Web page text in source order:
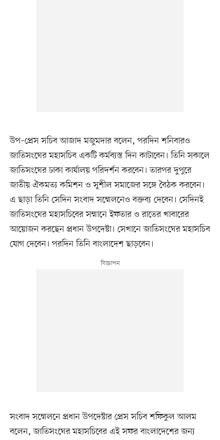
উপ–প্রেস সচিব আজাদ মজুমদার বলেন, পরদিন শনিবারও
জাতিসংঘের মহাসচিব একটি কর্মব্যস্ত দিন কাটাবেন। তিনি সকালে
জাতিসংঘের ঢাকা কার্যালয় পরিদর্শন করবেন। তারপর দুপুরে
জাতীয় ঐকমত্য কমিশন ও সুশীল সমাজের সঙ্গে বৈঠক করবেন।
এ ছাড়া তিনি সেদিন সংবাদ সম্মেলনেও বক্তব্য দেবেন। সেদিনই
জাতিসংঘের মহাসচিবের সম্মানে ইফতার ও রাতের খাবারের
আয়োজন করছেন প্রধান উপদেষ্টা। সেখানে জাতিসংঘের মহাসচিব
যোগ দেবেন। পরদিন তিনি বাংলাদেশ ছাড়বেন।
সংবাদ সম্মেলনে প্রধান উপদেষ্টার প্রেস সচিব শফিকুল আলম
বলেন, জাতিসংঘের মহাসচিবের এই সফর বাংলাদেশের জন্য